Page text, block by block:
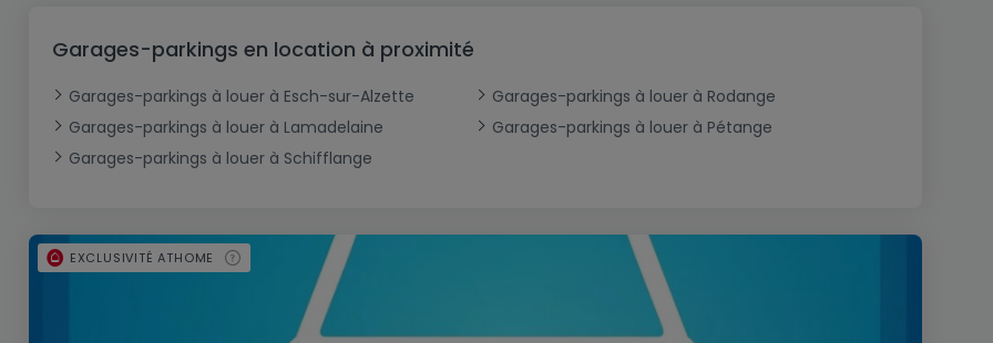
Châlet
Bungalow
Rez-de-chaussée
Fonds de Commerce
Restaurant
Exploitation agricole
Garages-parkings en location à proximité
Garages-parkings à louer à Esch-sur-Alzette
Garages-parkings à louer à Rodange
Garages-parkings à louer à Lamadelaine
Garages-parkings à louer à Pétange
Garages-parkings à louer à Schifflange
EXCLUSIVITÉ ATHOME